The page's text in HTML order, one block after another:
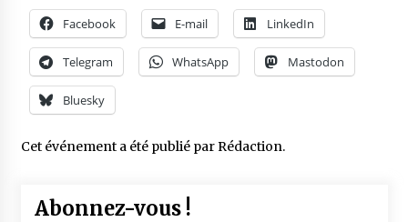
Facebook E-mail LinkedIn
Telegram WhatsApp Mastodon
Bluesky
Cet événement a été publié parRédaction.
Abonnez-vous !